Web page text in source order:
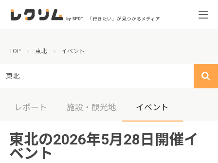
「行きたい」が見つかるメディア
TOP 東北 イベント
東北
レポート 施設・観光地 イベント
東北の2026年5月28日開催イ
ベント